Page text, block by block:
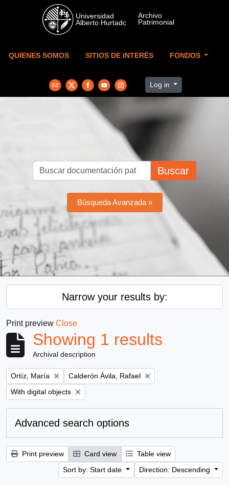
Skip to main content
QUIENES SOMOS SITIOS DE INTERÉS FONDOS
Log in
Buscar
Búsqueda Avanzada »
Narrow your results by:
Print preview Close
Showing 1 results
Archival description
Remove filter:
Ortíz, María Remove filter:
Calderón Ávila, Rafael
Remove filter:
With digital objects
Advanced search options
Print preview Card view
Table view
Sort by: Start date
Direction: Descending